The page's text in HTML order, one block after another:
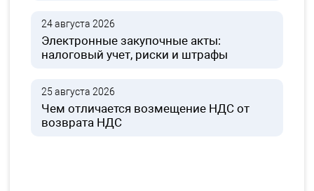
24 августа 2026
Электронные закупочные акты:
налоговый учет, риски и штрафы
25 августа 2026
Чем отличается возмещение НДС от
возврата НДС